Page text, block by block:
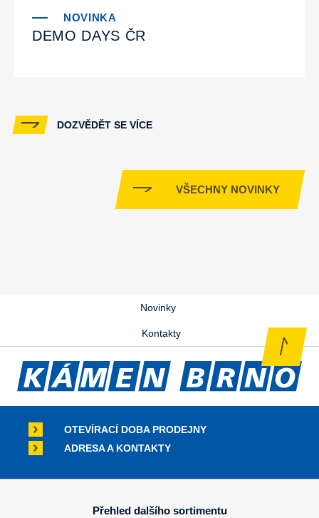
DEMO DAYS ČR
DOZVĚDĚT SE VÍCE
VŠECHNY NOVINKY
Novinky
Kontakty
OTEVÍRACÍ DOBA PRODEJNY
ADRESA A KONTAKTY
Přehled dalšího sortimentu